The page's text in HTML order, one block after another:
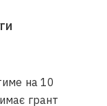
на 10
грант